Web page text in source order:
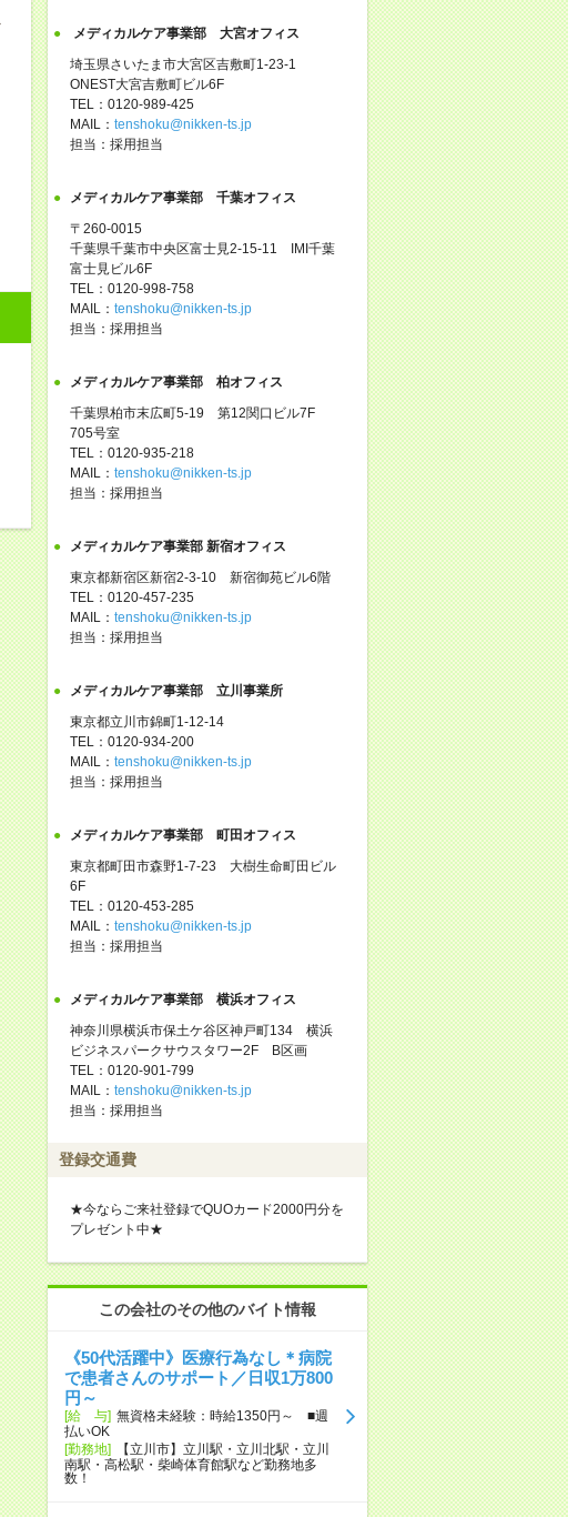
メディカルケア事業部 大宮オフィス
埼玉県さいたま市大宮区吉敷町1-23-1
ONEST大宮吉敷町ビル6F
TEL：0120-989-425
MAIL： tenshoku@nikken-ts.jp
担当：採用担当
メディカルケア事業部 千葉オフィス
〒260-0015
千葉県千葉市中央区富士見2-15-11 IMI千葉
富士見ビル6F
TEL：0120-998-758
MAIL： tenshoku@nikken-ts.jp
担当：採用担当
メディカルケア事業部 柏オフィス
千葉県柏市末広町5-19 第12関口ビル7F
705号室
TEL：0120-935-218
MAIL： tenshoku@nikken-ts.jp
担当：採用担当
メディカルケア事業部 新宿オフィス
東京都新宿区新宿2-3-10 新宿御苑ビル6階
TEL：0120-457-235
MAIL： tenshoku@nikken-ts.jp
担当：採用担当
メディカルケア事業部 立川事業所
東京都立川市錦町1-12-14
TEL：0120-934-200
MAIL： tenshoku@nikken-ts.jp
担当：採用担当
メディカルケア事業部 町田オフィス
東京都町田市森野1-7-23 大樹生命町田ビル
6F
TEL：0120-453-285
MAIL： tenshoku@nikken-ts.jp
担当：採用担当
メディカルケア事業部 横浜オフィス
神奈川県横浜市保土ケ谷区神戸町134 横浜
ビジネスパークサウスタワー2F B区画
TEL：0120-901-799
MAIL： tenshoku@nikken-ts.jp
担当：採用担当
登録交通費
★今ならご来社登録でQUOカード2000円分を
プレゼント中★
この会社のその他のバイト情報
《50代活躍中》医療行為なし＊病院
で患者さんのサポート／日収1万800
円～
[給 与] 無資格未経験：時給1350円～ ■週
払いOK
[勤務地]
【立川市】立川駅・立川北駅・立川
南駅・高松駅・柴崎体育館駅など勤務地多
数！